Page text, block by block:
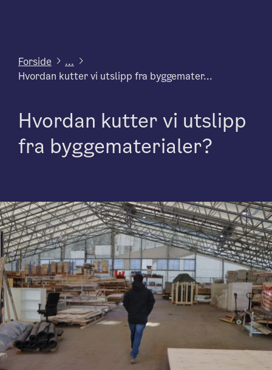
Forside
...
Hvordan kutter vi utslipp fra byggemater...
Hvordan kutter vi utslipp
fra byggematerialer?